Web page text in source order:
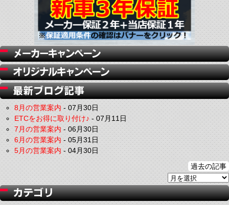
8月の営業案内-07月30日
ETCをお得に取り付け♪-07月11日
7月の営業案内-06月30日
6月の営業案内-05月31日
5月の営業案内-04月30日
過去の記事